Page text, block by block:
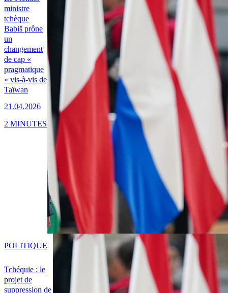
ministre
tchèque
Babiš prône
un
changement
de cap «
pragmatique
» vis-à-vis de
Taïwan
21.04.2026
2 MINUTES
Tchéquie : le
projet de
suppression de
POLITIQUE